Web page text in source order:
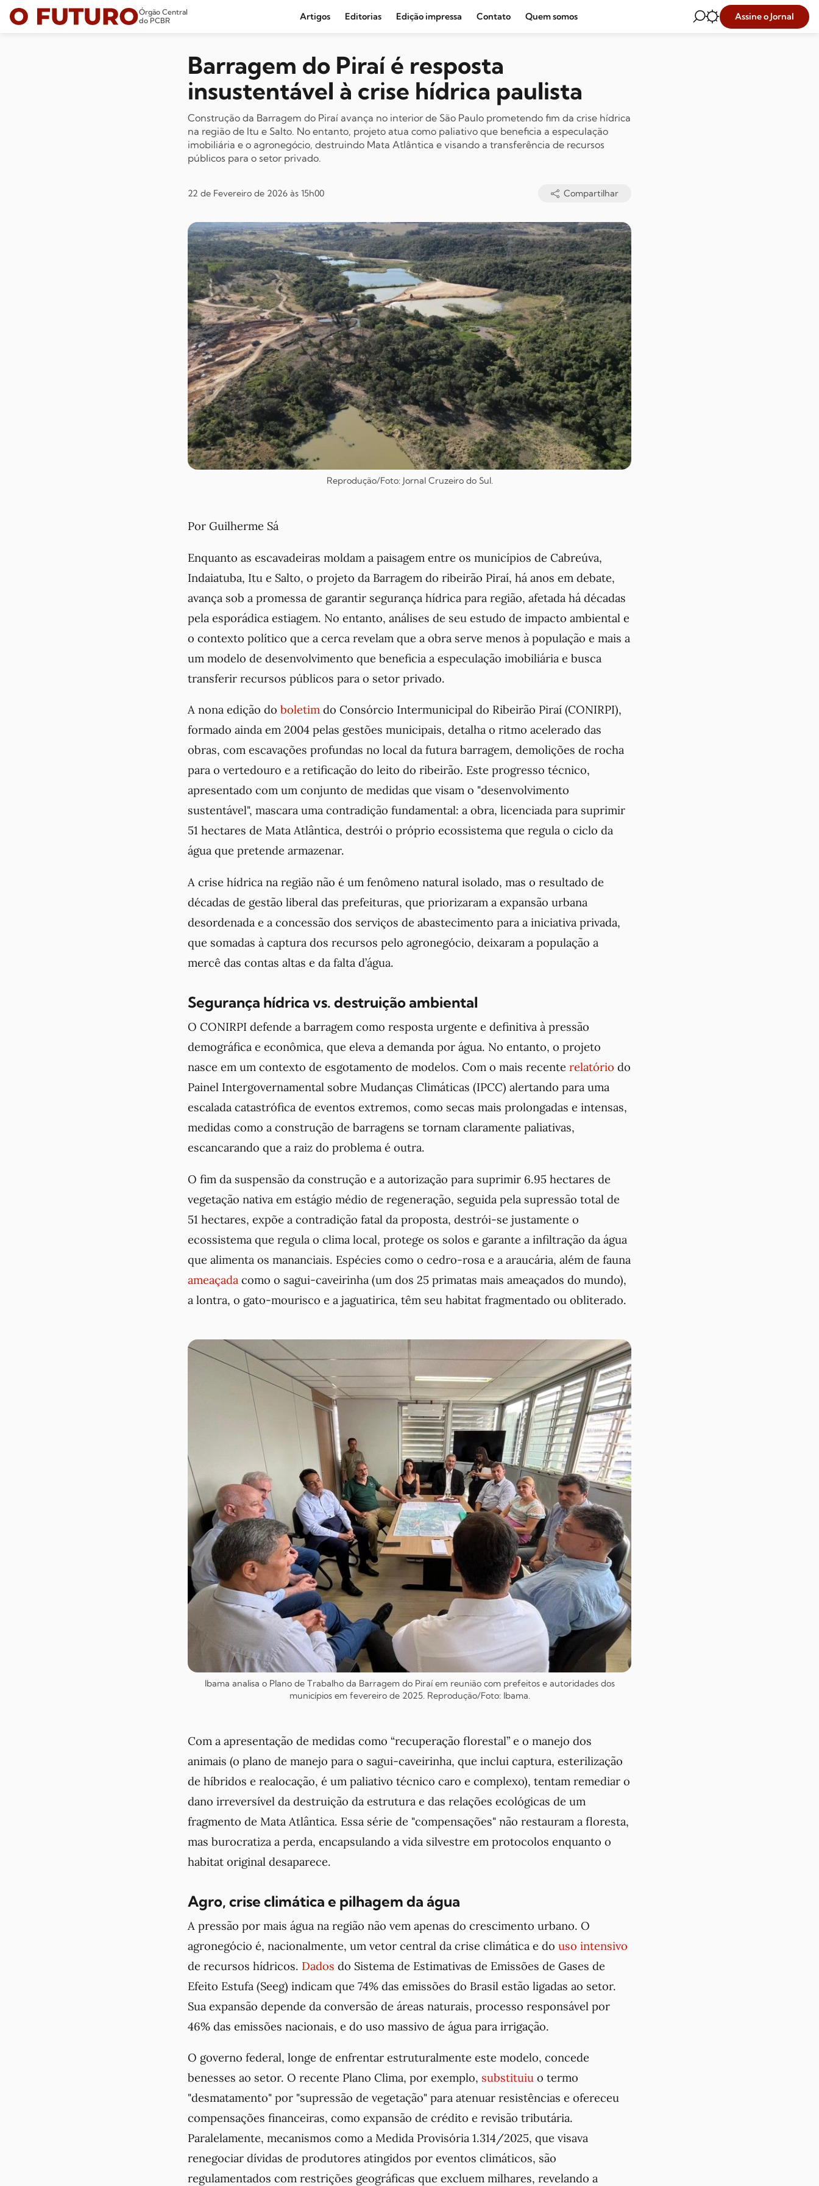
Órgão Central
do PCBR
Artigos Editorias
Amazônia
Cultura e Movimentos Sociais
Editoriais
Política
Segurança Pública
Sindical
Edição impressa Contato Quem somos Assine o Jornal
Barragem do Piraí é resposta
insustentável à crise hídrica paulista
Construção da Barragem do Piraí avança no interior de São Paulo prometendo fim da crise hídrica
na região de Itu e Salto. No entanto, projeto atua como paliativo que beneficia a especulação
imobiliária e o agronegócio, destruindo Mata Atlântica e visando a transferência de recursos
públicos para o setor privado.
22 de Fevereiro de 2026 às 15h00 Compartilhar
Reprodução/Foto: Jornal Cruzeiro do Sul.
Por Guilherme Sá
Enquanto as escavadeiras moldam a paisagem entre os municípios de Cabreúva,
Indaiatuba, Itu e Salto, o projeto da Barragem do ribeirão Piraí, há anos em debate,
avança sob a promessa de garantir segurança hídrica para região, afetada há décadas
pela esporádica estiagem. No entanto, análises de seu estudo de impacto ambiental e
o contexto político que a cerca revelam que a obra serve menos à população e mais a
um modelo de desenvolvimento que beneficia a especulação imobiliária e busca
transferir recursos públicos para o setor privado.
A nona edição do boletim do Consórcio Intermunicipal do Ribeirão Piraí (CONIRPI),
formado ainda em 2004 pelas gestões municipais, detalha o ritmo acelerado das
obras, com escavações profundas no local da futura barragem, demolições de rocha
para o vertedouro e a retificação do leito do ribeirão. Este progresso técnico,
apresentado com um conjunto de medidas que visam o "desenvolvimento
sustentável", mascara uma contradição fundamental: a obra, licenciada para suprimir
51 hectares de Mata Atlântica, destrói o próprio ecossistema que regula o ciclo da
água que pretende armazenar.
A crise hídrica na região não é um fenômeno natural isolado, mas o resultado de
décadas de gestão liberal das prefeituras, que priorizaram a expansão urbana
desordenada e a concessão dos serviços de abastecimento para a iniciativa privada,
que somadas à captura dos recursos pelo agronegócio, deixaram a população a
mercê das contas altas e da falta d’água.
Segurança hídrica vs. destruição ambiental
O CONIRPI defende a barragem como resposta urgente e definitiva à pressão
demográfica e econômica, que eleva a demanda por água. No entanto, o projeto
nasce em um contexto de esgotamento de modelos. Com o mais recente relatório do
Painel Intergovernamental sobre Mudanças Climáticas (IPCC) alertando para uma
escalada catastrófica de eventos extremos, como secas mais prolongadas e intensas,
medidas como a construção de barragens se tornam claramente paliativas,
escancarando que a raiz do problema é outra.
O fim da suspensão da construção e a autorização para suprimir 6.95 hectares de
vegetação nativa em estágio médio de regeneração, seguida pela supressão total de
51 hectares, expõe a contradição fatal da proposta, destrói-se justamente o
ecossistema que regula o clima local, protege os solos e garante a infiltração da água
que alimenta os mananciais. Espécies como o cedro-rosa e a araucária, além de fauna
ameaçada como o sagui-caveirinha (um dos 25 primatas mais ameaçados do mundo),
a lontra, o gato-mourisco e a jaguatirica, têm seu habitat fragmentado ou obliterado.
Ibama analisa o Plano de Trabalho da Barragem do Piraí em reunião com prefeitos e autoridades dos
municípios em fevereiro de 2025. Reprodução/Foto: Ibama.
Com a apresentação de medidas como “recuperação florestal” e o manejo dos
animais (o plano de manejo para o sagui-caveirinha, que inclui captura, esterilização
de híbridos e realocação, é um paliativo técnico caro e complexo), tentam remediar o
dano irreversível da destruição da estrutura e das relações ecológicas de um
fragmento de Mata Atlântica. Essa série de "compensações" não restauram a floresta,
mas burocratiza a perda, encapsulando a vida silvestre em protocolos enquanto o
habitat original desaparece.
Agro, crise climática e pilhagem da água
A pressão por mais água na região não vem apenas do crescimento urbano. O
agronegócio é, nacionalmente, um vetor central da crise climática e do uso intensivo
de recursos hídricos. Dados do Sistema de Estimativas de Emissões de Gases de
Efeito Estufa (Seeg) indicam que 74% das emissões do Brasil estão ligadas ao setor.
Sua expansão depende da conversão de áreas naturais, processo responsável por
46% das emissões nacionais, e do uso massivo de água para irrigação.
O governo federal, longe de enfrentar estruturalmente este modelo, concede
benesses ao setor. O recente Plano Clima, por exemplo, substituiu o termo
"desmatamento" por "supressão de vegetação" para atenuar resistências e ofereceu
compensações financeiras, como expansão de crédito e revisão tributária.
Paralelamente, mecanismos como a Medida Provisória 1.314/2025, que visava
renegociar dívidas de produtores atingidos por eventos climáticos, são
regulamentados com restrições geográficas que excluem milhares, revelando a